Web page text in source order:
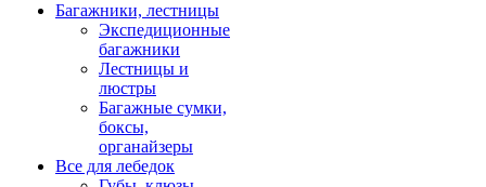
Багажники, лестницы
Экспедиционные
багажники
Лестницы и
люстры
Багажные сумки,
боксы,
органайзеры
Все для лебедок